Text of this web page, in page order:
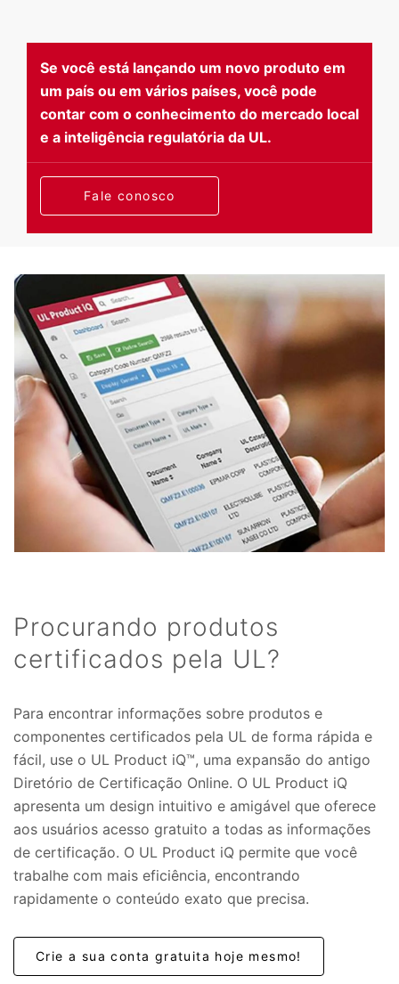
Se você está lançando um novo produto em
um país ou em vários países, você pode
contar com o conhecimento do mercado local
e a inteligência regulatória da UL.
Fale conosco
Procurando produtos
certificados pela UL?
Para encontrar informações sobre produtos e
componentes certificados pela UL de forma rápida e
fácil, use o UL Product iQ™, uma expansão do antigo
Diretório de Certificação Online. O UL Product iQ
apresenta um design intuitivo e amigável que oferece
aos usuários acesso gratuito a todas as informações
de certificação. O UL Product iQ permite que você
trabalhe com mais eficiência, encontrando
rapidamente o conteúdo exato que precisa.
Crie a sua conta gratuita hoje mesmo!